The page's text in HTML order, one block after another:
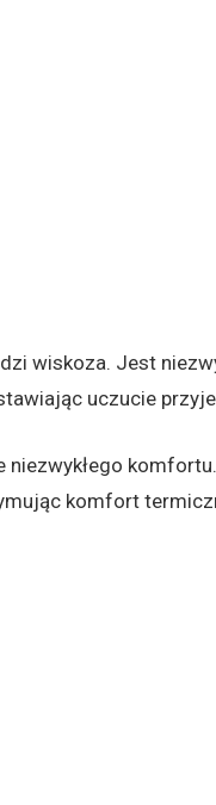
wiskoza. Jest
uczucie
komfort